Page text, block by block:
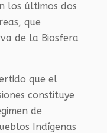
los últimos dos
que
de la Biosfera
que el
constituye
de
Indígenas